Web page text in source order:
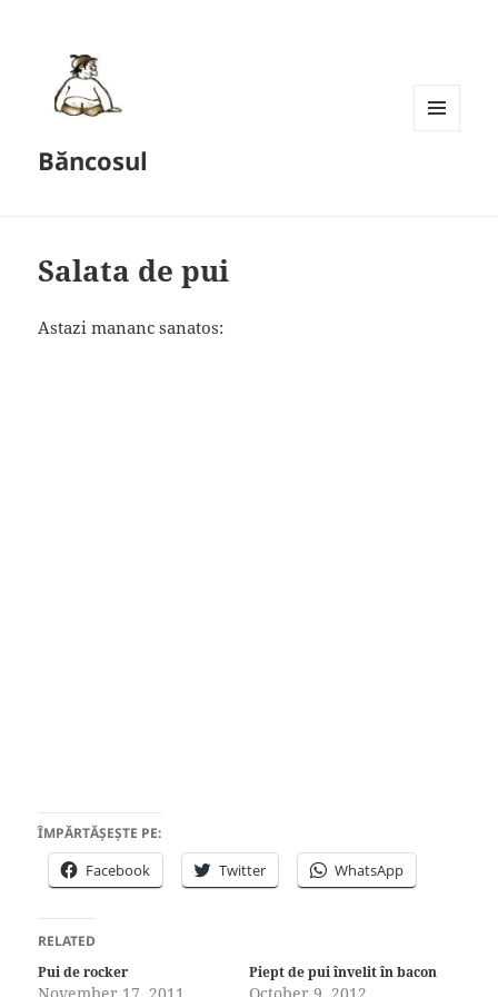
Băncosul
Salata de pui
Astazi mananc sanatos:
ÎMPĂRTĂȘEȘTE PE:
Facebook Twitter WhatsApp
RELATED
Pui de rocker
Piept de pui învelit în bacon